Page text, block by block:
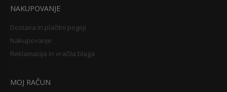
NAKUPOVANJE
Dostava in plačilni pogoji
Nakupovanje
Reklamacija in vračila blaga
MOJ RAČUN